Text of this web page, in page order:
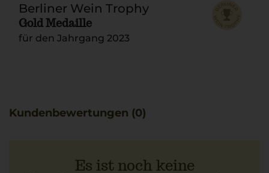
Berliner Wein Trophy
Gold Medaille
für den Jahrgang 2023
Kundenbewertungen (0)
Es ist noch keine